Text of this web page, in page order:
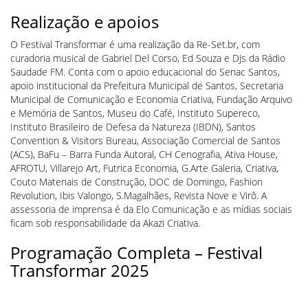
Realização e apoios
O Festival Transformar é uma realização da Re-Set.br, com
curadoria musical de Gabriel Del Corso, Ed Souza e DJs da Rádio
Saudade FM. Conta com o apoio educacional do Senac Santos,
apoio institucional da Prefeitura Municipal de Santos, Secretaria
Municipal de Comunicação e Economia Criativa, Fundação Arquivo
e Memória de Santos, Museu do Café, Instituto Supereco,
Instituto Brasileiro de Defesa da Natureza (IBDN), Santos
Convention & Visitors Bureau, Associação Comercial de Santos
(ACS), BaFu – Barra Funda Autoral, CH Cenografia, Ativa House,
AFROTU, Villarejo Art, Futrica Economia, G.Arte Galeria, Criativa,
Couto Materiais de Construção, DOC de Domingo, Fashion
Revolution, Ibis Valongo, S.Magalhães, Revista Nove e Virô. A
assessoria de imprensa é da Elo Comunicação e as mídias sociais
ficam sob responsabilidade da Akazi Criativa.
Programação Completa – Festival
Transformar 2025